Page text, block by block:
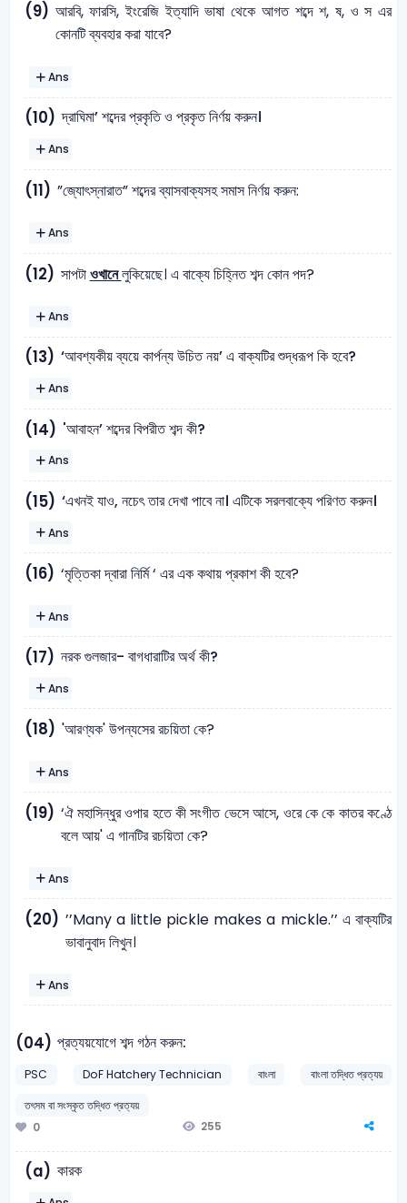
(9) আরবি, ফারসি, ইংরেজি ইত্যাদি ভাষা থেকে আগত শব্দে শ, ষ, ও স এর
কোনটি ব্যবহার করা যাবে?
Ans
(10) দ্রাঘিমা’ শব্দের প্রকৃতি ও প্রকৃত নির্ণয় করুন।
Ans
(11) ”জ্যোৎস্নারাত” শব্দের ব্যাসবাক্যসহ সমাস নির্ণয় করুন:
Ans
(12) সাপটাওখানেলুকিয়েছে। এ বাক্যে চিহ্নিত শব্দ কোন পদ?
Ans
(13) ‘আবশ্যকীয় ব্যয়ে কার্পন্য উচিত নয়’ এ বাক্যটির শুদ্ধরূপ কি হবে?
Ans
(14) 'আবাহন’ শব্দের বিপরীত শব্দ কী?
Ans
(15) ‘এখনই যাও, নচেৎ তার দেখা পাবে না। এটিকে সরলবাক্যে পরিণত করুন।
Ans
(16) ‘মৃত্তিকা দ্বারা নির্মি ‘ এর এক কথায় প্রকাশ কী হবে?
Ans
(17) নরক গুলজার- বাগধারাটির অর্থ কী?
Ans
(18) 'আরণ্যক' উপন্যসের রচয়িতা কে?
Ans
(19) ‘ঐ মহাসিন্ধুর ওপার হতে কী সংগীত ভেসে আসে, ওরে কে কে কাতর কণ্ঠে
বলে আয়' এ গানটির রচয়িতা কে?
Ans
(20) ’’Many a little pickle makes a mickle.’’ এ বাক্যটির
ভাবানুবাদ লিখুন।
Ans
(04) প্রত্যয়যোগে শব্দ গঠন করুন:
PSC DoF Hatchery Technician বাংলা
বাংলা তদ্ধিত প্রত্যয়
তৎসম বা সংস্কৃত তদ্ধিত প্রত্যয়
0
255
(a) কারক